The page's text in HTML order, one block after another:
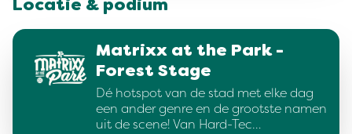
Locatie & podium
Matrixx at the Park -
Forest Stage
Dé hotspot van de stad met elke dag
een ander genre en de grootste namen
uit de scene! Van Hard-Tec…